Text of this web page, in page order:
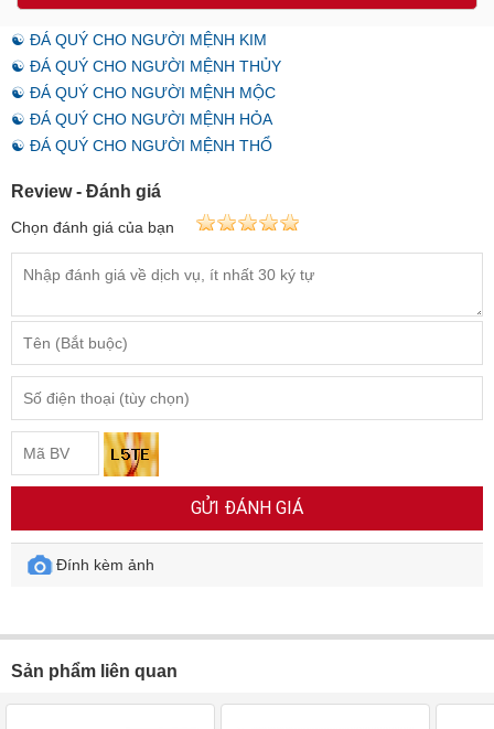
☯ ĐÁ QUÝ CHO NGƯỜI MỆNH KIM
☯ ĐÁ QUÝ CHO NGƯỜI MỆNH THỦY
☯ ĐÁ QUÝ CHO NGƯỜI MỆNH MỘC
☯ ĐÁ QUÝ CHO NGƯỜI MỆNH HỎA
☯ ĐÁ QUÝ CHO NGƯỜI MỆNH THỔ
Review - Đánh giá
Chọn đánh giá của bạn
GỬI ĐÁNH GIÁ
Đính kèm ảnh
Sản phẩm liên quan